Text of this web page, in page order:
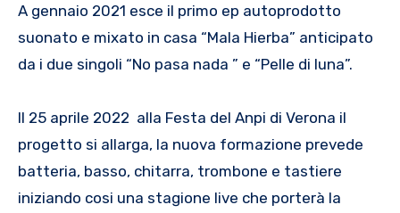
A gennaio 2021 esce il primo ep autoprodotto
suonato e mixato in casa “Mala Hierba” anticipato
da i due singoli “No pasa nada ” e “Pelle di luna”.
Il 25 aprile 2022 alla Festa del Anpi di Verona il
progetto si allarga, la nuova formazione prevede
batteria, basso, chitarra, trombone e tastiere
iniziando cosi una stagione live che porterà la